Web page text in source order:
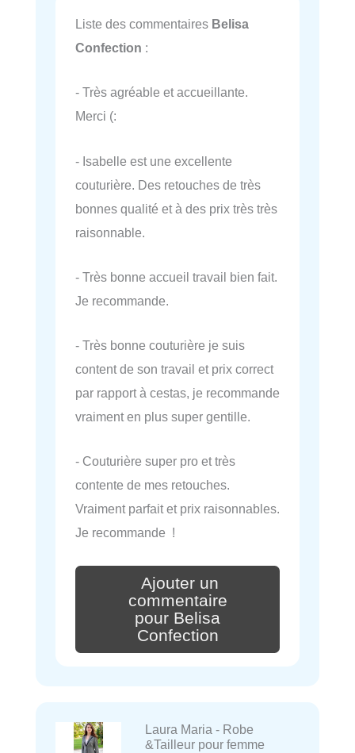
Liste des commentaires Belisa
Confection :
- Très agréable et accueillante.
Merci (:
- Isabelle est une excellente
couturière. Des retouches de très
bonnes qualité et à des prix très très
raisonnable.
- Très bonne accueil travail bien fait.
Je recommande.
- Très bonne couturière je suis
content de son travail et prix correct
par rapport à cestas, je recommande
vraiment en plus super gentille.
- Couturière super pro et très
contente de mes retouches.
Vraiment parfait et prix raisonnables.
Je recommande !
Ajouter un
commentaire
pour Belisa
Confection
Laura Maria - Robe
&Tailleur pour femme